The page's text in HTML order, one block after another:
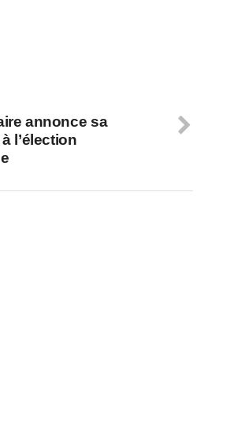
annonce sa
l’élection